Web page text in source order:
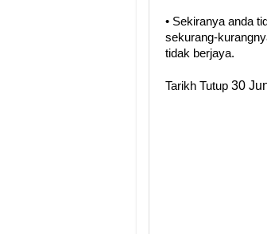
• Sekiranya anda
sekurang-
tidak berjaya.
Tarikh Tutup 30